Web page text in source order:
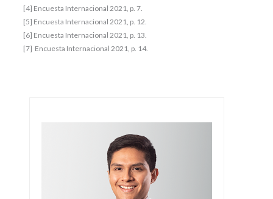
[4] Encuesta Internacional 2021, p. 7.
[5] Encuesta Internacional 2021, p. 12.
[6] Encuesta Internacional 2021, p. 13.
[7] Encuesta Internacional 2021, p. 14.